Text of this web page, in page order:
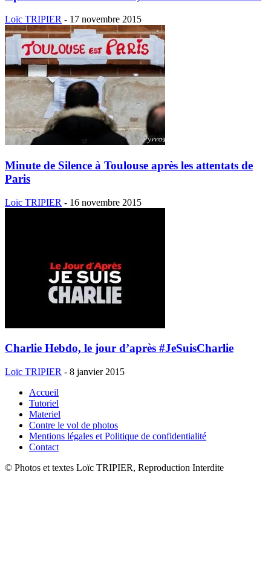
Loïc TRIPIER - 17 novembre 2015
Minute de Silence à Toulouse après les attentats de
Paris
Loïc TRIPIER - 16 novembre 2015
Charlie Hebdo, le jour d’après #JeSuisCharlie
Loïc TRIPIER - 8 janvier 2015
Accueil
Tutoriel
Materiel
Contre le vol de photos
Mentions légales et Politique de confidentialité
Contact
© Photos et textes Loïc TRIPIER, Reproduction Interdite